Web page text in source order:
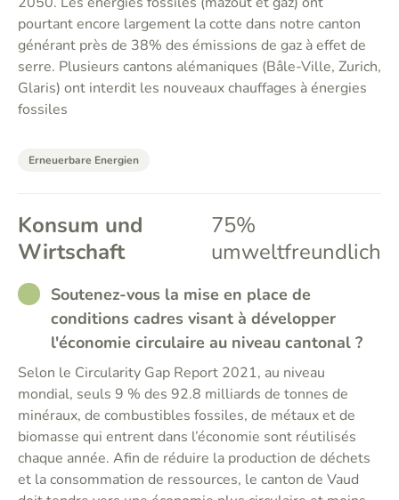
pourtant encore largement la cotte dans notre canton
générant près de 38% des émissions de gaz à effet de
serre. Plusieurs cantons alémaniques (Bâle-Ville, Zurich,
Glaris) ont interdit les nouveaux chauffages à énergies
fossiles
Erneuerbare Energien
Konsum und
Wirtschaft
75%
umweltfreundlich
RATHER_GOOD
Soutenez-vous la mise en place de
conditions cadres visant à développer
l'économie circulaire au niveau cantonal ?
Selon le Circularity Gap Report 2021, au niveau
mondial, seuls 9 % des 92.8 milliards de tonnes de
minéraux, de combustibles fossiles, de métaux et de
biomasse qui entrent dans l’économie sont réutilisés
chaque année. Afin de réduire la production de déchets
et la consommation de ressources, le canton de Vaud